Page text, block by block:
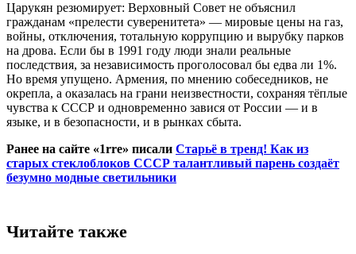
Царукян резюмирует: Верховный Совет не объяснил
гражданам «прелести суверенитета» — мировые цены на газ,
войны, отключения, тотальную коррупцию и вырубку парков
на дрова. Если бы в 1991 году люди знали реальные
последствия, за независимость проголосовал бы едва ли 1%.
Но время упущено. Армения, по мнению собеседников, не
окрепла, а оказалась на грани неизвестности, сохраняя тёплые
чувства к СССР и одновременно завися от России — и в
языке, и в безопасности, и в рынках сбыта.
Ранее на сайте «1rre» писали Старьё в тренд! Как из
старых стеклоблоков СССР талантливый парень создаёт
безумно модные светильники
Читайте также